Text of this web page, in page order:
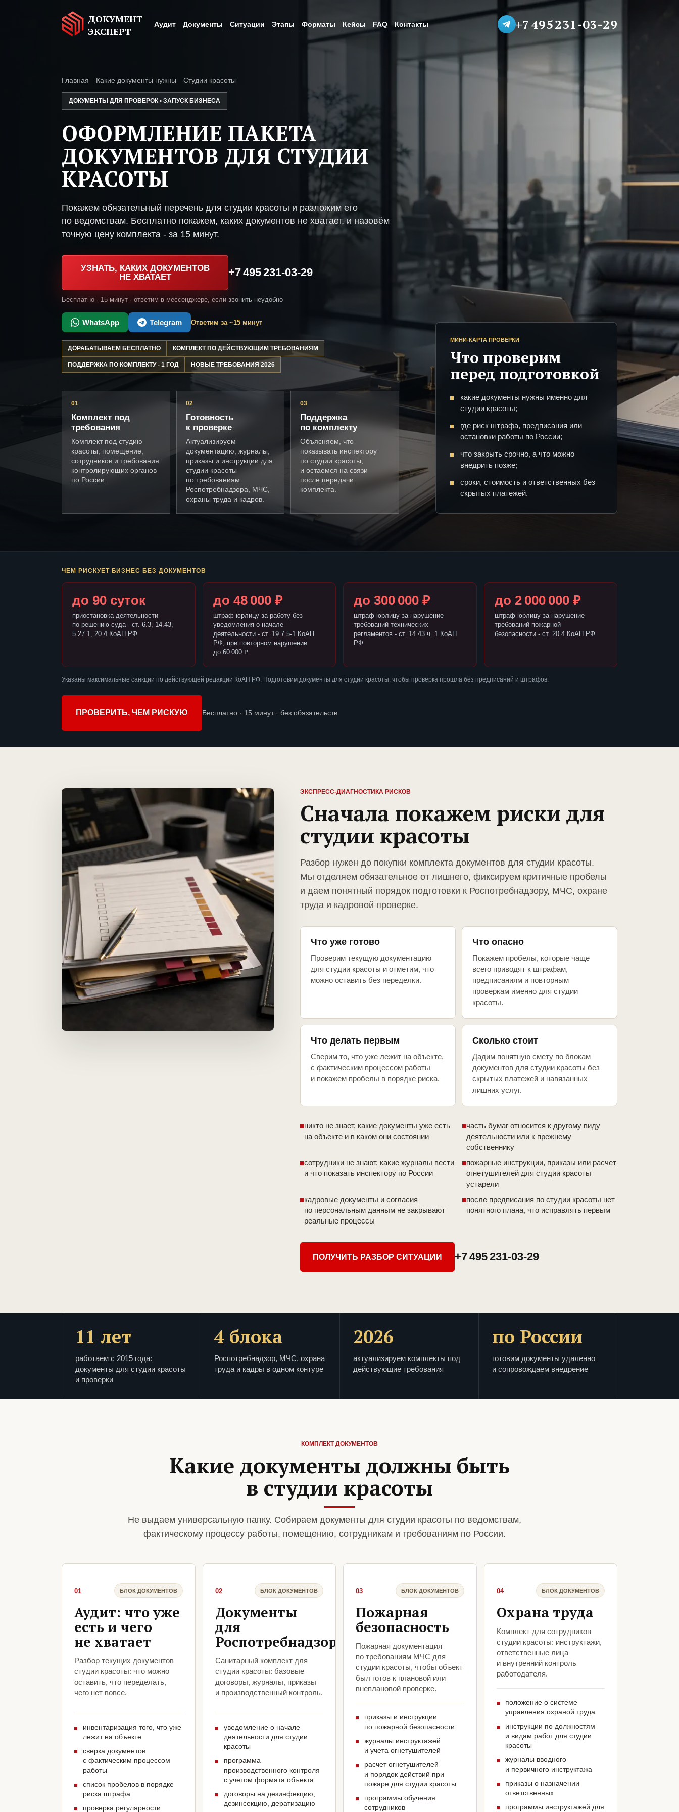
ДОКУМЕНТ
ЭКСПЕРТ
Аудит Документы Ситуации Этапы Форматы Кейсы FAQ Контакты +7 495 231-03-29
Главная Какие документы нужны Студии красоты
ДОКУМЕНТЫ ДЛЯ ПРОВЕРОК • ЗАПУСК БИЗНЕСА
ОФОРМЛЕНИЕ ПАКЕТА
ДОКУМЕНТОВ ДЛЯ СТУДИИ
КРАСОТЫ
Покажем обязательный перечень для студии красоты и разложим его
по ведомствам. Бесплатно покажем, каких документов не хватает, и назовём
точную цену комплекта - за 15 минут.
УЗНАТЬ, КАКИХ ДОКУМЕНТОВ
НЕ ХВАТАЕТ
+7 495 231-03-29
Бесплатно · 15 минут · ответим в мессенджере, если звонить неудобно
WhatsApp Telegram Ответим за ~15 минут
ДОРАБАТЫВАЕМ БЕСПЛАТНО КОМПЛЕКТ ПО ДЕЙСТВУЮЩИМ ТРЕБОВАНИЯМ
ПОДДЕРЖКА ПО КОМПЛЕКТУ - 1 ГОД НОВЫЕ ТРЕБОВАНИЯ 2026
01
Комплект под
требования
Комплект под студию
красоты, помещение,
сотрудников и требования
контролирующих органов
по России.
02
Готовность
к проверке
Актуализируем
документацию, журналы,
приказы и инструкции для
студии красоты
по требованиям
Роспотребнадзора, МЧС,
охраны труда и кадров.
03
Поддержка
по комплекту
Объясняем, что
показывать инспектору
по студии красоты,
и остаемся на связи
после передачи
комплекта.
МИНИ-КАРТА ПРОВЕРКИ
Что проверим
перед подготовкой
какие документы нужны именно для
студии красоты;
где риск штрафа, предписания или
остановки работы по России;
что закрыть срочно, а что можно
внедрить позже;
сроки, стоимость и ответственных без
скрытых платежей.
ЧЕМ РИСКУЕТ БИЗНЕС БЕЗ ДОКУМЕНТОВ
до 90 суток
приостановка деятельности
по решению суда - ст. 6.3, 14.43,
5.27.1, 20.4 КоАП РФ
до 48 000 ₽
штраф юрлицу за работу без
уведомления о начале
деятельности - ст. 19.7.5-1 КоАП
РФ, при повторном нарушении
до 60 000 ₽
до 300 000 ₽
штраф юрлицу за нарушение
требований технических
регламентов - ст. 14.43 ч. 1 КоАП
РФ
до 2 000 000 ₽
штраф юрлицу за нарушение
требований пожарной
безопасности - ст. 20.4 КоАП РФ
Указаны максимальные санкции по действующей редакции КоАП РФ. Подготовим документы для студии красоты, чтобы проверка прошла без предписаний и штрафов.
ПРОВЕРИТЬ, ЧЕМ РИСКУЮ Бесплатно · 15 минут · без обязательств
ЭКСПРЕСС-ДИАГНОСТИКА РИСКОВ
Сначала покажем риски для
студии красоты
Разбор нужен до покупки комплекта документов для студии красоты.
Мы отделяем обязательное от лишнего, фиксируем критичные пробелы
и даем понятный порядок подготовки к Роспотребнадзору, МЧС, охране
труда и кадровой проверке.
Что уже готово
Проверим текущую документацию
для студии красоты и отметим, что
можно оставить без переделки.
Что опасно
Покажем пробелы, которые чаще
всего приводят к штрафам,
предписаниям и повторным
проверкам именно для студии
красоты.
Что делать первым
Сверим то, что уже лежит на объекте,
с фактическим процессом работы
и покажем пробелы в порядке риска.
Сколько стоит
Дадим понятную смету по блокам
документов для студии красоты без
скрытых платежей и навязанных
лишних услуг.
никто не знает, какие документы уже есть
на объекте и в каком они состоянии
часть бумаг относится к другому виду
деятельности или к прежнему
собственнику
сотрудники не знают, какие журналы вести
и что показать инспектору по России
пожарные инструкции, приказы или расчет
огнетушителей для студии красоты
устарели
кадровые документы и согласия
по персональным данным не закрывают
реальные процессы
после предписания по студии красоты нет
понятного плана, что исправлять первым
ПОЛУЧИТЬ РАЗБОР СИТУАЦИИ +7 495 231-03-29
11 лет
работаем с 2015 года:
документы для студии красоты
и проверки
4 блока
Роспотребнадзор, МЧС, охрана
труда и кадры в одном контуре
2026
актуализируем комплекты под
действующие требования
по России
готовим документы удаленно
и сопровождаем внедрение
КОМПЛЕКТ ДОКУМЕНТОВ
Какие документы должны быть
в студии красоты
Не выдаем универсальную папку. Собираем документы для студии красоты по ведомствам,
фактическому процессу работы, помещению, сотрудникам и требованиям по России.
01 БЛОК ДОКУМЕНТОВ
Аудит: что уже
есть и чего
не хватает
Разбор текущих документов
студии красоты: что можно
оставить, что переделать,
чего нет вовсе.
инвентаризация того, что уже
лежит на объекте
сверка документов
с фактическим процессом
работы
список пробелов в порядке
риска штрафа
проверка регулярности
02 БЛОК ДОКУМЕНТОВ
Документы
для
Роспотребнадзора
Санитарный комплект для
студии красоты: базовые
договоры, журналы, приказы
и производственный контроль.
уведомление о начале
деятельности для студии
красоты
программа
производственного контроля
с учетом формата объекта
договоры на дезинфекцию,
дезинсекцию, дератизацию
03 БЛОК ДОКУМЕНТОВ
Пожарная
безопасность
Пожарная документация
по требованиям МЧС для
студии красоты, чтобы объект
был готов к плановой или
внеплановой проверке.
приказы и инструкции
по пожарной безопасности
журналы инструктажей
и учета огнетушителей
расчет огнетушителей
и порядок действий при
пожаре для студии красоты
программы обучения
сотрудников
04 БЛОК ДОКУМЕНТОВ
Охрана труда
Комплект для сотрудников
студии красоты: инструктажи,
ответственные лица
и внутренний контроль
работодателя.
положение о системе
управления охраной труда
инструкции по должностям
и видам работ для студии
красоты
журналы вводного
и первичного инструктажа
приказы о назначении
ответственных
программы инструктажей для